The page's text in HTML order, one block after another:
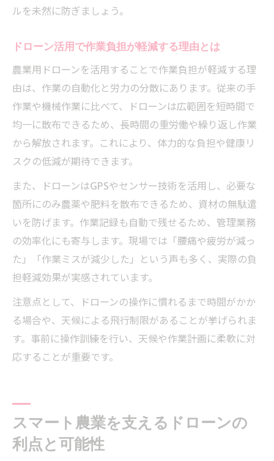
ルを未然に防ぎましょう。
ドローン活用で作業負担が軽減する理由とは
農業用ドローンを活用することで作業負担が軽減する理
由は、作業の自動化と労力の分散にあります。従来の手
作業や機械作業に比べて、ドローンは広範囲を短時間で
均一に散布できるため、長時間の重労働や繰り返し作業
から解放されます。これにより、体力的な負担や健康リ
スクの低減が期待できます。
また、ドローンはGPSやセンサー技術を活用し、必要な
箇所にのみ農薬や肥料を散布できるため、資材の無駄遣
いを防げます。作業記録も自動で残せるため、管理業務
の効率化にも寄与します。現場では「腰痛や疲労が減っ
た」「作業ミスが減少した」という声も多く、実際の負
担軽減効果が実感されています。
注意点として、ドローンの操作に慣れるまで時間がかか
る場合や、天候による飛行制限があることが挙げられま
す。事前に操作訓練を行い、天候や作業計画に柔軟に対
応することが重要です。
スマート農業を支えるドローンの
利点と可能性